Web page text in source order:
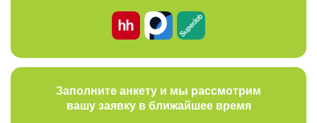
Заполните анкету и мы рассмотрим
вашу заявку в ближайшее время